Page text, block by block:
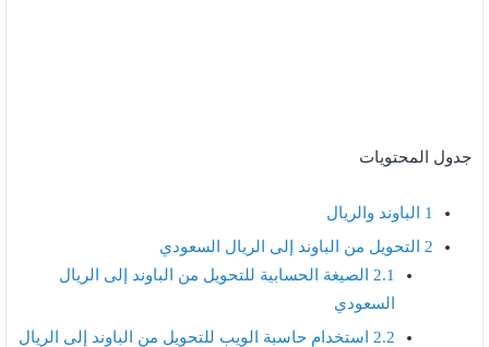
جدول المحتويات
1 الباوند والريال
2 التحويل من الباوند إلى الريال السعودي
2.1 الصيغة الحسابية للتحويل من الباوند إلى الريال
السعودي
2.2 استخدام حاسبة الويب للتحويل من الباوند إلى الريال